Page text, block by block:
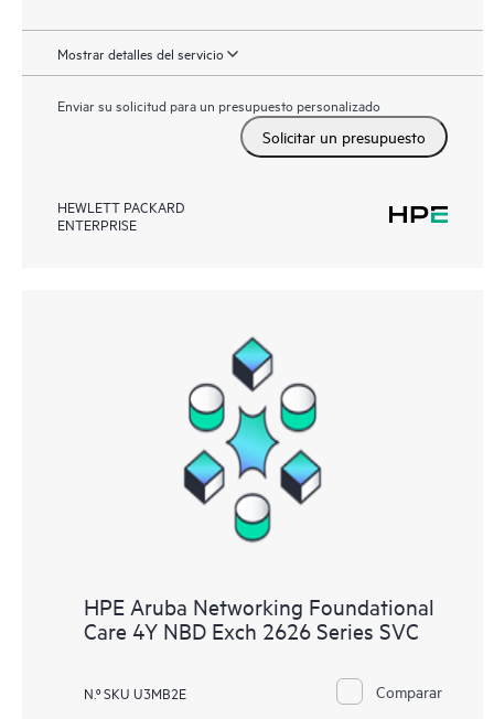
Mostrar detalles del servicio
Enviar su solicitud para un presupuesto personalizado
Solicitar un presupuesto
HEWLETT PACKARD
ENTERPRISE
HPE Aruba Networking Foundational
Care 4Y NBD Exch 2626 Series SVC
N.º SKU U3MB2E Comparar